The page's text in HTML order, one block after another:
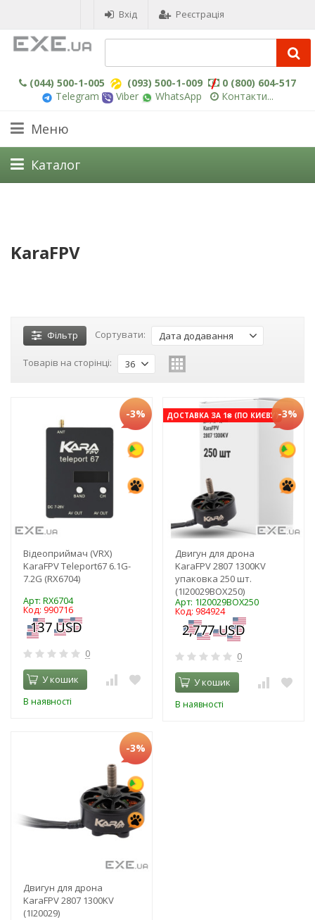
Вхід Реєстрація
(044) 500-1-005 (093) 500-1-009
0 (800) 604-517
Telegram
Viber WhatsApp Контакти...
Меню
Каталог
KaraFPV
Фільтр Сортувати: Дата додавання
Товарів на сторінці: 36
-3%
Відеоприймач (VRX)
KaraFPV Teleport67 6.1G-
7.2G (RX6704)
Арт: RX6704
Код: 990716
0
У кошик
В наявності
ДОСТАВКА ЗА 1₴ (ПО КИЄВУ)-3%
Двигун для дрона
KaraFPV 2807 1300KV
упаковка 250 шт.
(1I20029BOX250)
Арт: 1I20029BOX250
Код: 984924
0
У кошик
В наявності
-3%
Двигун для дрона
KaraFPV 2807 1300KV
(1I20029)